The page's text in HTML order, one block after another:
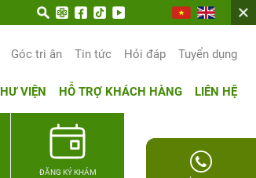
Góc tri ân Tin tức Hỏi đáp Tuyển dụng
VIỆN HỖ TRỢ KHÁCH HÀNG LIÊN HỆ
ĐĂNG KÝ KHÁM